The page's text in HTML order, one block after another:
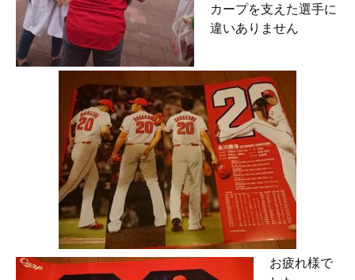
カープを支えた選手に
違いありません
お疲れ様で